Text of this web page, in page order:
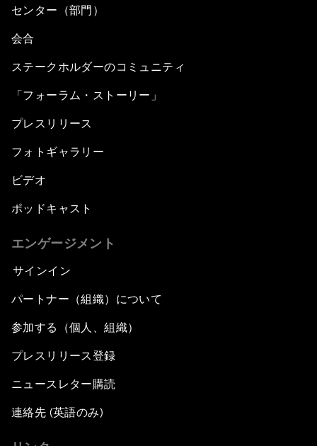
センター（部門）
会合
ステークホルダーのコミュニティ
「フォーラム・ストーリー」
プレスリリース
フォトギャラリー
ビデオ
ポッドキャスト
エンゲージメント
サインイン
パートナー（組織）について
参加する（個人、組織）
プレスリリース登録
ニュースレター購読
連絡先 (英語のみ)